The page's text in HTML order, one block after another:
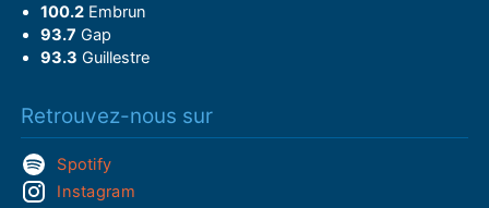
100.2Embrun
93.7 Gap
93.3 Guillestre
Retrouvez-nous sur
Spotify
Instagram